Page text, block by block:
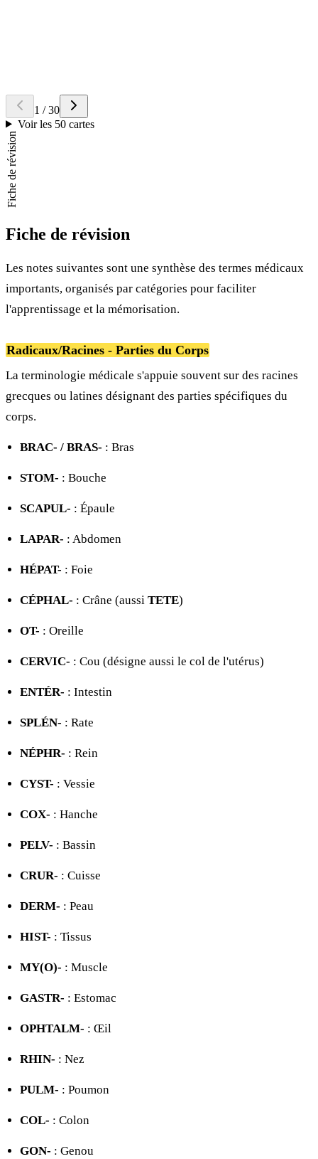
Unabouchement
1 /30
Voir les 50 cartes
Fiche de révision
Fiche de révision
Les notes suivantes sont une synthèse des termes médicaux
importants, organisés par catégories pour faciliter
l'apprentissage et la mémorisation.
Radicaux/Racines - Parties du Corps
La terminologie médicale s'appuie souvent sur des racines
grecques ou latines désignant des parties spécifiques du
corps.
BRAC- / BRAS- : Bras
STOM- : Bouche
SCAPUL- : Épaule
LAPAR- : Abdomen
HÉPAT- : Foie
CÉPHAL- : Crâne (aussi TETE)
OT- : Oreille
CERVIC- : Cou (désigne aussi le col de l'utérus)
ENTÉR- : Intestin
SPLÉN- : Rate
NÉPHR- : Rein
CYST- : Vessie
COX- : Hanche
PELV- : Bassin
CRUR- : Cuisse
DERM- : Peau
HIST- : Tissus
MY(O)- : Muscle
GASTR- : Estomac
OPHTALM- : Œil
RHIN- : Nez
PULM- : Poumon
COL- : Colon
GON- : Genou